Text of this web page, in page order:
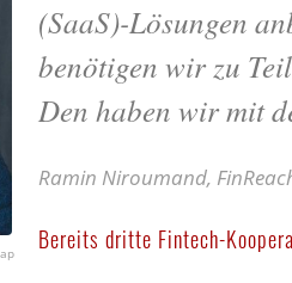
(SaaS)-Lösungen
benötigen wir zu
Den haben wir mit
Ramin Niroumand,
Bereits dritte Fintech-